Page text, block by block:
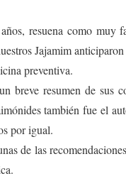
resuena como muy
Jajamim
preventiva.
breve resumen de sus
también fue el
por igual.
de las